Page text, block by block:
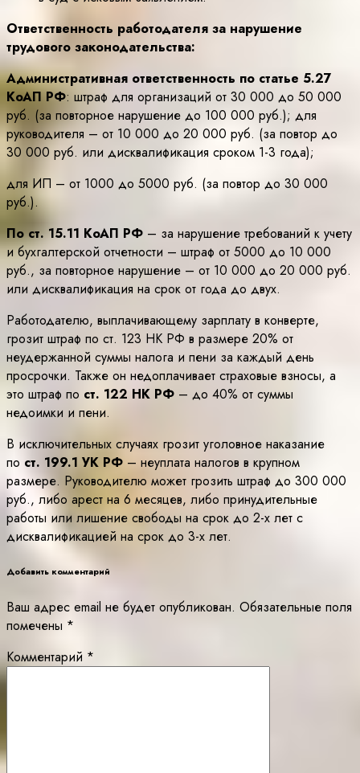
Ответственность работодателя за нарушение
трудового законодательства:
Административная ответственность по статье 5.27
КоАП РФ: штраф для организаций от 30 000 до 50 000
руб. (за повторное нарушение до 100 000 руб.); для
руководителя – от 10 000 до 20 000 руб. (за повтор до
30 000 руб. или дисквалификация сроком 1-3 года);
для ИП – от 1000 до 5000 руб. (за повтор до 30 000
руб.).
По ст. 15.11 КоАП РФ – за нарушение требований к учету
и бухгалтерской отчетности – штраф от 5000 до 10 000
руб., за повторное нарушение – от 10 000 до 20 000 руб.
или дисквалификация на срок от года до двух.
Работодателю, выплачивающему зарплату в конверте,
грозит штраф по ст. 123 НК РФ в размере 20% от
неудержанной суммы налога и пени за каждый день
просрочки. Также он недоплачивает страховые взносы, а
это штраф по ст. 122 НК РФ – до 40% от суммы
недоимки и пени.
В исключительных случаях грозит уголовное наказание
по ст. 199.1 УК РФ – неуплата налогов в крупном
размере. Руководителю может грозить штраф до 300 000
руб., либо арест на 6 месяцев, либо принудительные
работы или лишение свободы на срок до 2-х лет с
дисквалификацией на срок до 3-х лет.
Добавить комментарий
Ваш адрес email не будет опубликован. Обязательные поля
помечены *
Комментарий *